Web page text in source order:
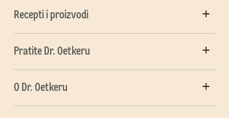
Recepti i proizvodi
Pratite Dr. Oetkeru
O Dr. Oetkeru